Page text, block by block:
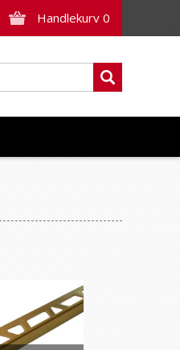
Handlekurv 0